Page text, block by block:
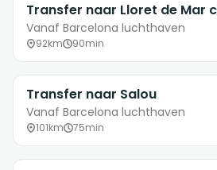
Transfer naar Lloret de Mar
Vanaf Barcelona luchthaven
92km 90min
Transfer naar Salou
Vanaf Barcelona luchthaven
101km 75min